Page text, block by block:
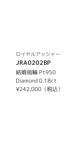
ロイヤルアッシャー
JRA0202BP
結婚指輪 Pt950
Diamond 0.18ct
¥242,000（税込）